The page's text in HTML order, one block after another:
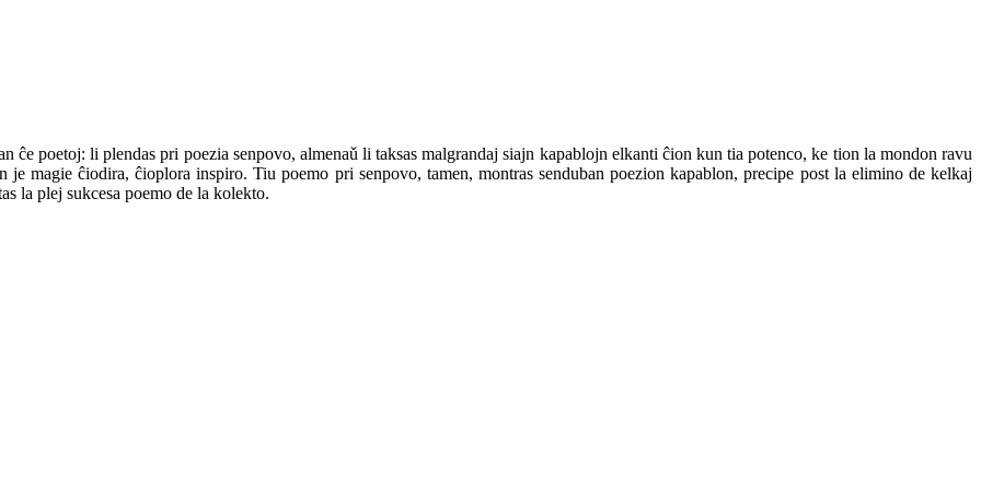
ĉe poetoj: li plendas pri poezia senpovo, almenaǔ li taksas malgrandaj siajn kapablojn elkanti ĉion kun tia potenco, ke tion la mondon ravu
magie ĉiodira, ĉioplora inspiro. Tiu poemo pri senpovo, tamen, montras senduban poezion kapablon, precipe post la elimino de kelkaj
la plej sukcesa poemo de la kolekto.